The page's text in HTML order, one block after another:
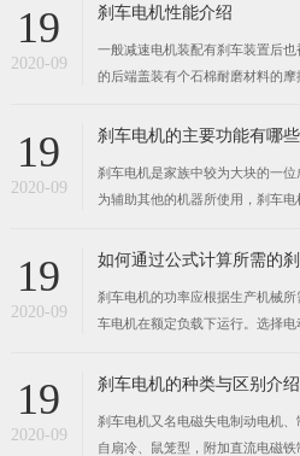
19
2020-09
刹车电机性能介绍
一般减速电机装配有刹车装置后
的后端盖装有个石棉耐磨材料的摩
加工的平面上，从而使制动盘产生
紧板离开摩擦盘。
19
2020-09
刹车电机的主要功能有哪些
刹车电机是家族中较为大块的一
为辅助其他的机器所使用，刹车
数，并得到较大转矩的机构。不管
迹，从交通工具的船
19
2020-09
如何通过公式计算所需的
刹车电机的功率应根据生产机械
车电机在额定负载下运行。选择电
机功率选得过小。就会出现“小马
功率选得过大。
19
2020-09
刹车电机的种类与区别介绍
刹车电机又名电磁失电制动电机、
自扇冷、鼠笼型，附加直流电磁铁